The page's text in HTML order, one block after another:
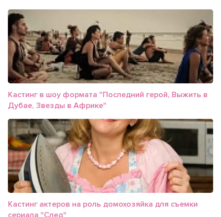
Кастинг в шоу формата "Последний герой, Выжить в
Дубае, Звезды в Африке"
Кастинг актеров на роль домохозяйка для съемки
сериала "След"